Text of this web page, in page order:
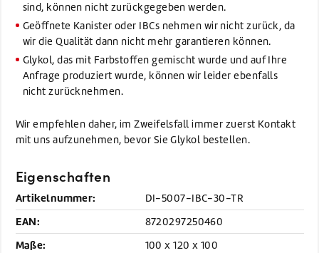
sind, können nicht zurückgegeben werden.
Geöffnete Kanister oder IBCs nehmen wir nicht zurück, da
wir die Qualität dann nicht mehr garantieren können.
Glykol, das mit Farbstoffen gemischt wurde und auf Ihre
Anfrage produziert wurde, können wir leider ebenfalls
nicht zurücknehmen.
Wir empfehlen daher, im Zweifelsfall immer zuerst Kontakt
mit uns aufzunehmen, bevor Sie Glykol bestellen.
Eigenschaften
Artikelnummer: DI-5007-IBC-30-TR
EAN: 8720297250460
Maße: 100 x 120 x 100